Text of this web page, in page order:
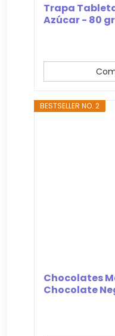
Trapa
Azúcar - 80
BESTSELLER NO. 2
Chocolates
Chocolate